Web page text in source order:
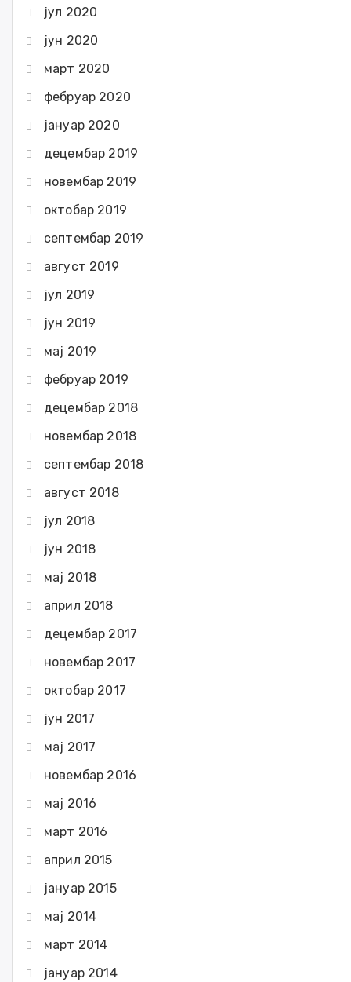
јул 2020
јун 2020
март 2020
фебруар 2020
јануар 2020
децембар 2019
новембар 2019
октобар 2019
септембар 2019
август 2019
јул 2019
јун 2019
мај 2019
фебруар 2019
децембар 2018
новембар 2018
септембар 2018
август 2018
јул 2018
јун 2018
мај 2018
април 2018
децембар 2017
новембар 2017
октобар 2017
јун 2017
мај 2017
новембар 2016
мај 2016
март 2016
април 2015
јануар 2015
мај 2014
март 2014
јануар 2014